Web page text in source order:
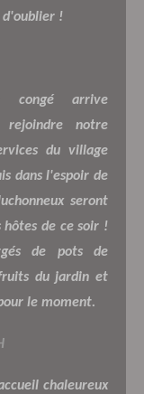
d'oublier !
congé arrive
notre
du village
dans l'espoir de
seront
de ce soir !
de pots de
du jardin et
le moment.
chaleureux